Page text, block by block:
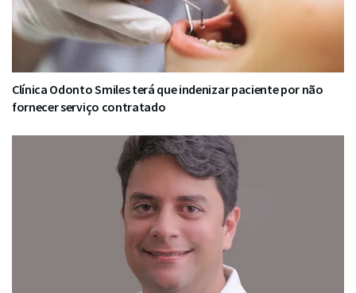
Clínica Odonto Smiles terá que indenizar paciente por não
fornecer serviço contratado